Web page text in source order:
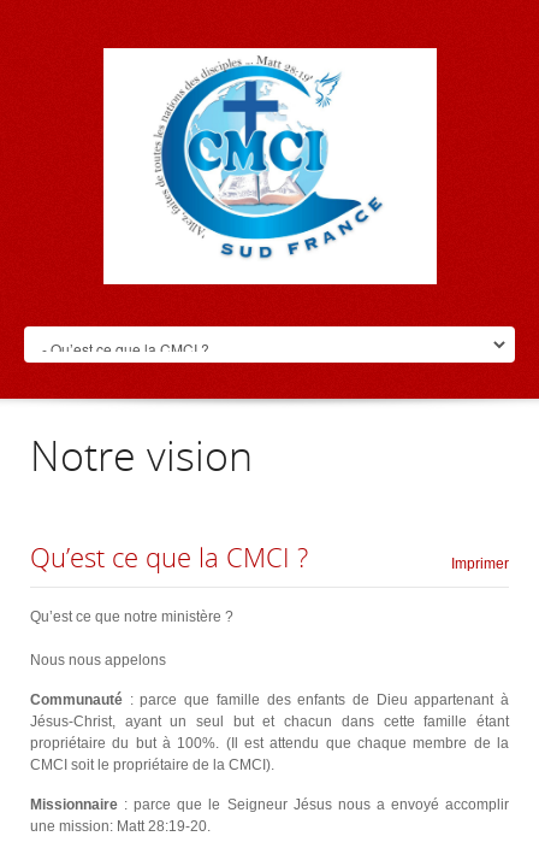
Notre vision
Imprimer
Qu’est ce que la CMCI ?
Qu’est ce que notre ministère ?
Nous nous appelons
Communauté : parce que famille des enfants de Dieu appartenant à
Jésus-Christ, ayant un seul but et chacun dans cette famille étant
propriétaire du but à 100%. (Il est attendu que chaque membre de la
CMCI soit le propriétaire de la CMCI).
Missionnaire : parce que le Seigneur Jésus nous a envoyé accomplir
une mission: Matt 28:19-20.